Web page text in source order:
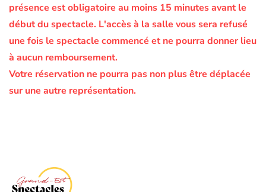
présence est obligatoire au moins 15 minutes avant le
début du spectacle. L'accès à la salle vous sera refusé
une fois le spectacle commencé et ne pourra donner lieu
à aucun remboursement.
Votre réservation ne pourra pas non plus être déplacée
sur une autre représentation.